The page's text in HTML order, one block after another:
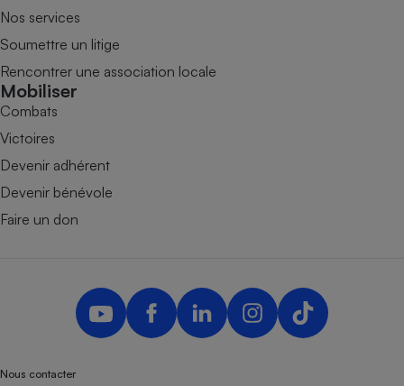
Nos services
Soumettre un litige
Rencontrer une association locale
Mobiliser
Combats
Victoires
Devenir adhérent
Devenir bénévole
Faire un don
Nous contacter